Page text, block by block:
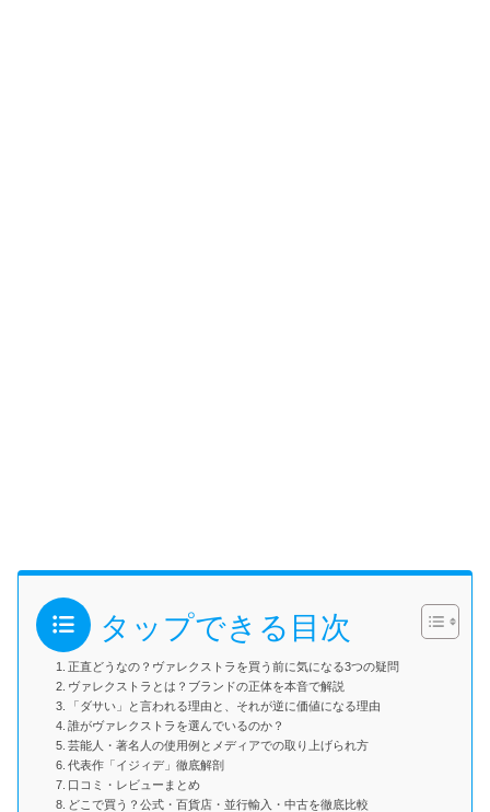
タップできる目次
正直どうなの？ヴァレクストラを買う前に気になる3つの疑問
ヴァレクストラとは？ブランドの正体を本音で解説
「ダサい」と言われる理由と、それが逆に価値になる理由
誰がヴァレクストラを選んでいるのか？
芸能人・著名人の使用例とメディアでの取り上げられ方
代表作「イジィデ」徹底解剖
口コミ・レビューまとめ
どこで買う？公式・百貨店・並行輸入・中古を徹底比較